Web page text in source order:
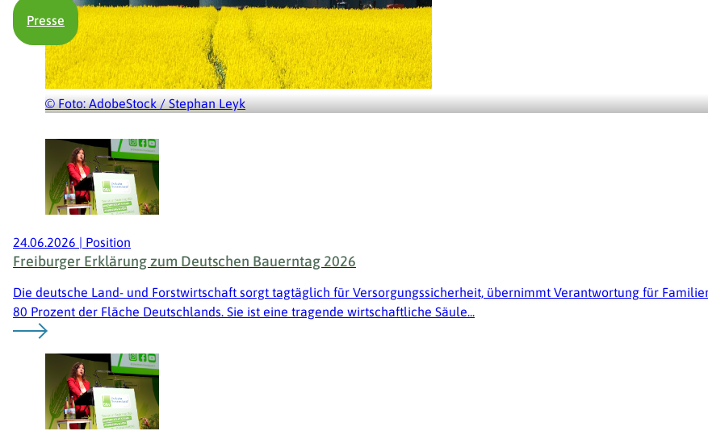
Presse
© Foto: AdobeStock / Stephan Leyk
24.06.2026 | Position
Freiburger Erklärung zum Deutschen Bauerntag 2026
Die deutsche Land- und Forstwirtschaft sorgt tagtäglich für Versorgungssicherheit, übernimmt Verantwortung für
80 Prozent der Fläche Deutschlands. Sie ist eine tragende wirtschaftliche Säule...